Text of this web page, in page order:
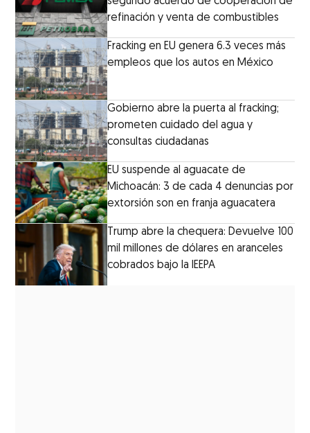
refinación y venta de combustibles
Fracking en EU genera 6.3 veces más
empleos que los autos en México
Gobierno abre la puerta al fracking;
prometen cuidado del agua y
consultas ciudadanas
EU suspende al aguacate de
Michoacán: 3 de cada 4 denuncias por
extorsión son en franja aguacatera
Trump abre la chequera: Devuelve 100
mil millones de dólares en aranceles
cobrados bajo la IEEPA